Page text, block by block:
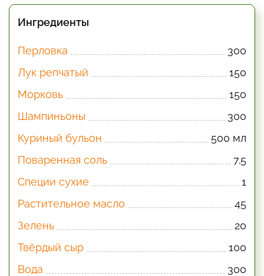
Ингредиенты
Перловка
300
Лук репчатый
150
Морковь
150
Шампиньоны
300
Куриный бульон
500 мл
Поваренная соль
7.5
Специи сухие
1
Растительное масло
45
Зелень
20
Твёрдый сыр
100
Вода
300